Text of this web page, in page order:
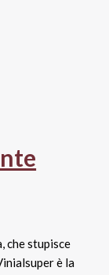
che stupisce
è la